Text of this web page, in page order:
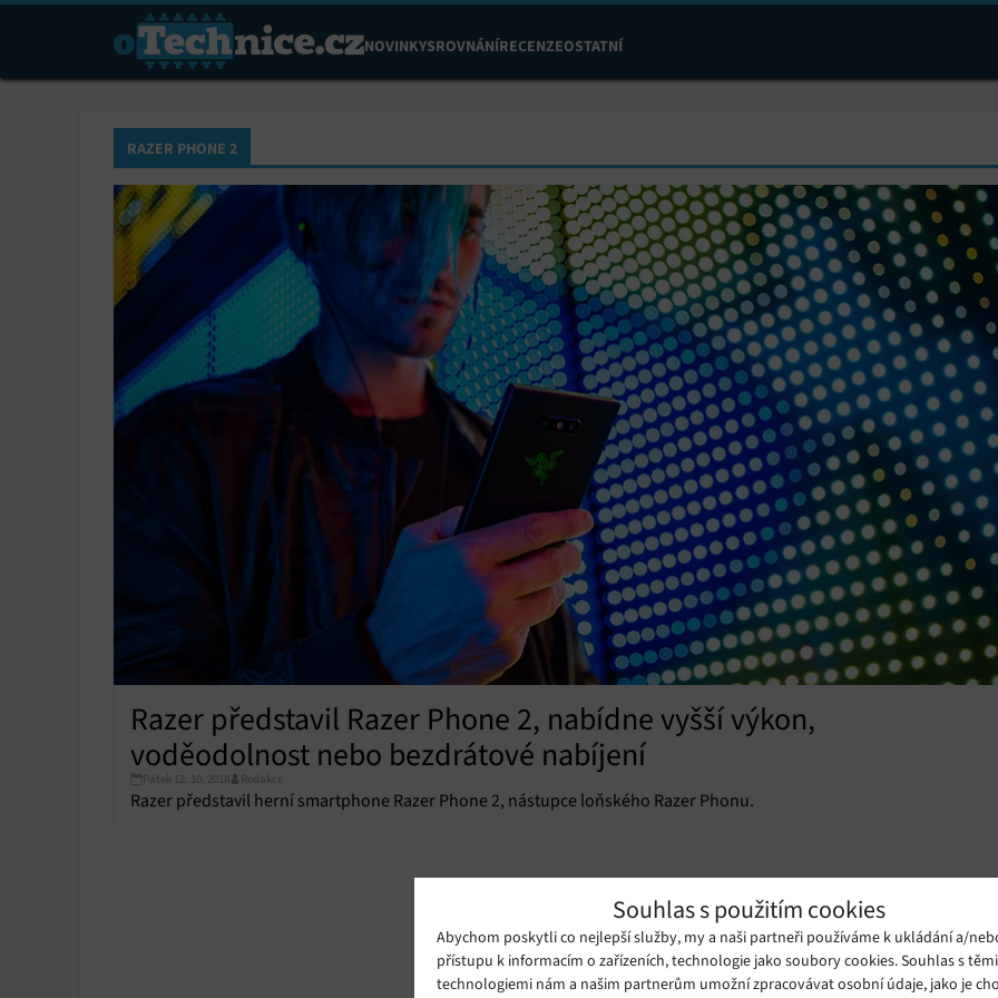
Souhlas s použitím cookies
Abychom poskytli co nejlepší služby, my a naši partneři používáme k ukládání a/
přístupu k informacím o zařízeních, technologie jako soubory cookies. Souhlas s
technologiemi nám a našim partnerům umožní zpracovávat osobní údaje, jako je
NOVINKYSROVNÁNÍRECENZEOSTATNÍ
RAZER PHONE 2
Razer představil Razer Phone 2, nabídne vyšší výkon,
voděodolnost nebo bezdrátové nabíjení
Pátek 12. 10. 2018 Redakce
Razer představil herní smartphone Razer Phone 2, nástupce loňského Razer Phonu.